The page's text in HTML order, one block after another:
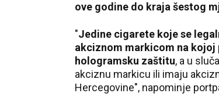
ove godine do kraja šestog
"Jedine cigarete koje se
akciznom markicom na kojoj
hologramsku zaštitu, a u
akciznu markicu ili imaju
Hercegovine", napominje